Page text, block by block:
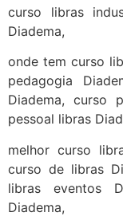
curso libras
Diadema,
onde tem curso
pedagogia
Diadema, curso
pessoal libras
melhor curso
curso de libras
libras eventos
Diadema,